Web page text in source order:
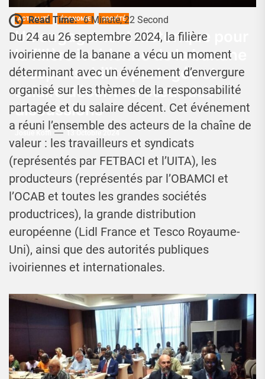
ACTUALITÉ ÉCONOMIE SOCIÉTÉ
Un engagement historique pour
la filière ivoirienne de la banane
: responsabilité partagée et
salaire décent au cœur des
discussions
Read Time: 6 Minute, 22 Second
Du 24 au 26 septembre 2024, la filière
ivoirienne de la banane a vécu un moment
déterminant avec un événement d’envergure
organisé sur les thèmes de la responsabilité
partagée et du salaire décent. Cet événement
a réuni l’ensemble des acteurs de la chaîne de
valeur : les travailleurs et syndicats
(représentés par FETBACI et l’UITA), les
producteurs (représentés par l’OBAMCI et
l’OCAB et toutes les grandes sociétés
productrices), la grande distribution
européenne (Lidl France et Tesco Royaume-
Uni), ainsi que des autorités publiques
ivoiriennes et internationales.